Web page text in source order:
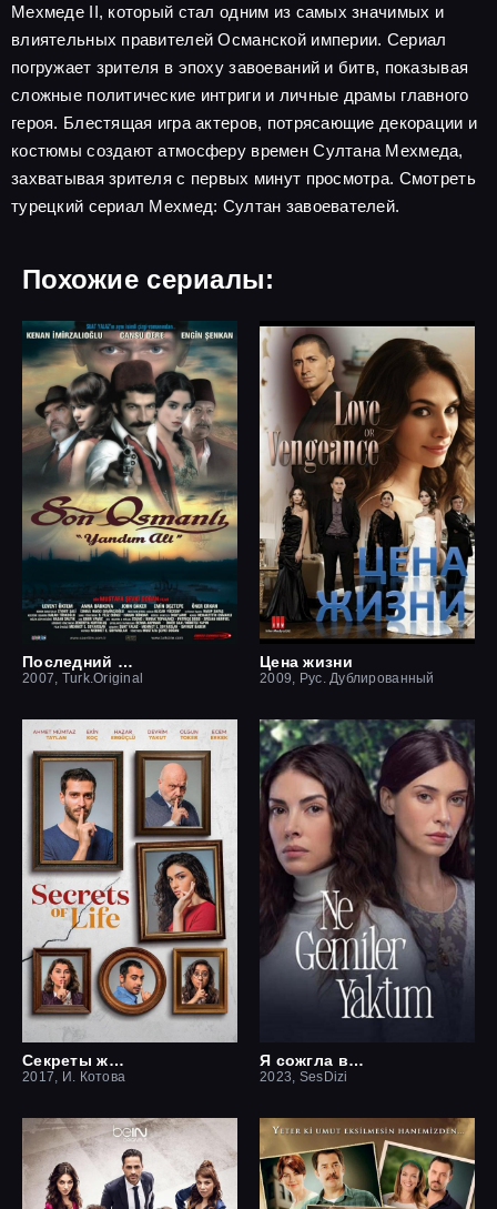
Мехмеде II, который стал одним из самых значимых и
влиятельных правителей Османской империи. Сериал
погружает зрителя в эпоху завоеваний и битв, показывая
сложные политические интриги и личные драмы главного
героя. Блестящая игра актеров, потрясающие декорации и
костюмы создают атмосферу времен Султана Мехмеда,
захватывая зрителя с первых минут просмотра. Смотреть
турецкий сериал Мехмед: Султан завоевателей.
Похожие сериалы:
Последний оттоман: Яндим Али
2007, Turk.Original
Цена жизни
2009, Рус. Дублированный
Секреты жизни
2017, И. Котова
Я сожгла все мосты / Какие корабли я сжёг
2023, SesDizi